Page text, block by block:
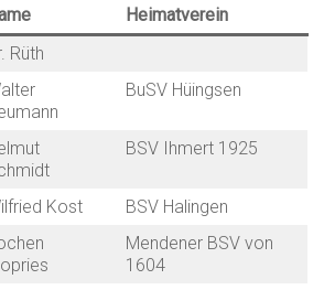
Heimatverein
Rüth
BuSV Hüingsen
BSV Ihmert 1925
Kost
BSV Halingen
Mendener BSV von
1604